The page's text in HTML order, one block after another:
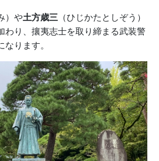
）や土方歳三 （ひじかたとしぞう）
わり、攘夷志士を取り締まる武装警
ります。